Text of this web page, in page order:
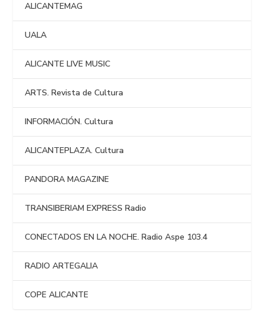
ALICANTEMAG
UALA
ALICANTE LIVE MUSIC
ARTS. Revista de Cultura
INFORMACIÓN. Cultura
ALICANTEPLAZA. Cultura
PANDORA MAGAZINE
TRANSIBERIAM EXPRESS Radio
CONECTADOS EN LA NOCHE. Radio Aspe 103.4
RADIO ARTEGALIA
COPE ALICANTE